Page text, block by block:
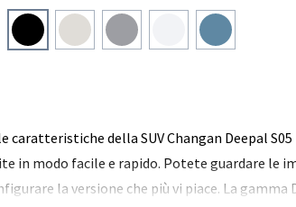
caratteristiche della SUV Changan Deepal
in modo facile e rapido. Potete guardare le
la versione che più vi piace. La